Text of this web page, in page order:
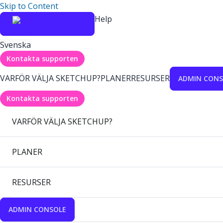
Skip to Content
Help
Svenska
Kontakta supporten
VARFÖR VÄLJA SKETCHUP?PLANERRESURSER ADMIN
Kontakta supporten
VARFÖR VÄLJA SKETCHUP?
PLANER
RESURSER
ADMIN CONSOLE